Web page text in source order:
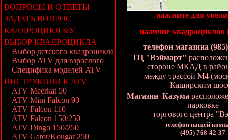
ВОПРОСЫ И ОТВЕТЫ
ЗАДАТЬ ВОПРОС
КВАДРОЦИКЛ Б/У
ВЫБОР КВАДРОЦИКЛА
Выбор детского квадроцикла
Выбор ATV для взрослого
Специфика моделей ATV
ИНСТРУКЦИИ К ATV
ATV Meerkat 50
ATV Mini Falcon 90
ATV Falcon 110
ATV Falcon 150/250
ATV Dingo 150/250
ATV Gator/Kougar 250
нажмите для
наличие квадроциклов
телефон магазина
ТЦ "Вэймарт"
стороне МКАД в
между трассой М4
Каширским
Магазин Казума
парковке
торгового центра
телефон нашей
(495) 768-42-37